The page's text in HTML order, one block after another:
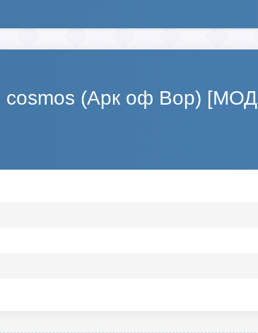
cosmos (Арк оф Вор) [МОД